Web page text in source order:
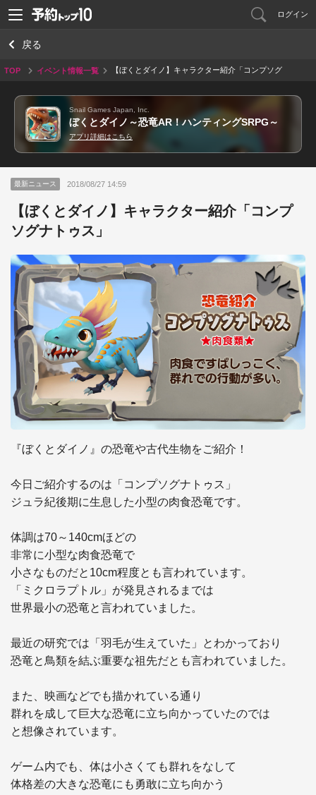
ログイン
戻る
TOP イベント情報一覧
【ぼくとダイノ】キャラクター紹介「コンプソグ
Snail Games Japan, Inc.
ぼくとダイノ～恐竜AR！ハンティングSRPG～
アプリ詳細はこちら
最新ニュース 2018/08/27 14:59
【ぼくとダイノ】キャラクター紹介「コンプ
ソグナトゥス」
『ぼくとダイノ』の恐竜や古代生物をご紹介！
今日ご紹介するのは「コンプソグナトゥス」
ジュラ紀後期に生息した小型の肉食恐竜です。
体調は70～140cmほどの
非常に小型な肉食恐竜で
小さなものだと10cm程度とも言われています。
「ミクロラプトル」が発見されるまでは
世界最小の恐竜と言われていました。
最近の研究では「羽毛が生えていた」とわかっており
恐竜と鳥類を結ぶ重要な祖先だとも言われていました。
また、映画などでも描かれている通り
群れを成して巨大な恐竜に立ち向かっていたのでは
と想像されています。
ゲーム内でも、体は小さくても群れをなして
体格差の大きな恐竜にも勇敢に立ち向かう